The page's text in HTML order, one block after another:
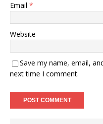
Email *
Website
Save my name, email,
next time I comment.